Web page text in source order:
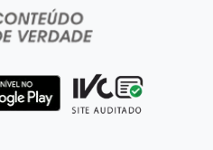
apontar revólver para
vagas nas